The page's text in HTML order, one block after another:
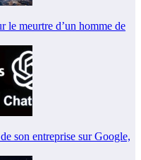
le meurtre d’un homme de
son entreprise sur Google,